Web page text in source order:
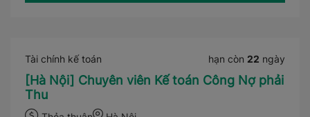
Tài chính kế toán hạn còn 22 ngày
[Hà Nội] Chuyên viên Kế toán Công Nợ phải
Thu